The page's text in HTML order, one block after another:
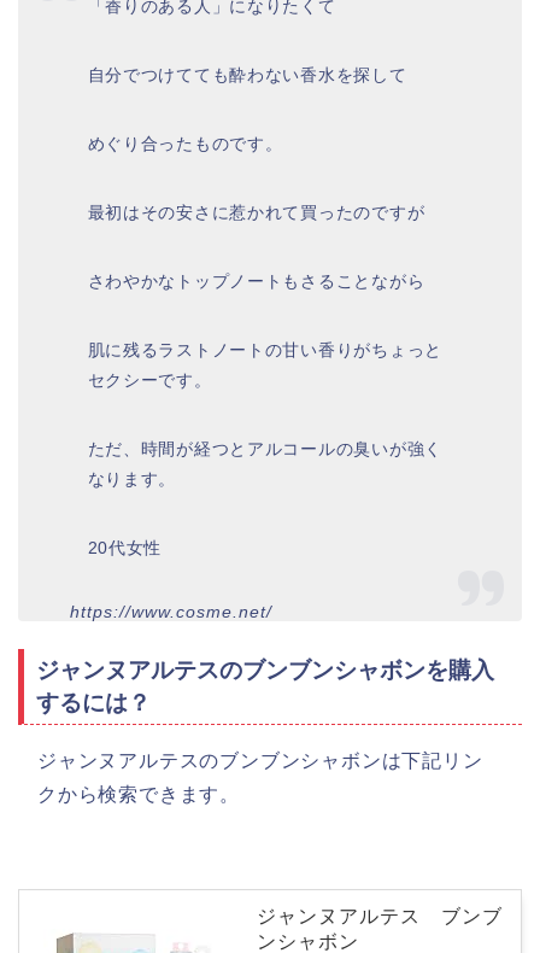
「香りのある人」になりたくて
自分でつけてても酔わない香水を探して
めぐり合ったものです。
最初はその安さに惹かれて買ったのですが
さわやかなトップノートもさることながら
肌に残るラストノートの甘い香りがちょっと
セクシーです。
ただ、時間が経つとアルコールの臭いが強く
なります。
20代女性
https://www.cosme.net/
ジャンヌアルテスのブンブンシャボンを購入
するには？
ジャンヌアルテスのブンブンシャボンは下記リン
クから検索できます。
ジャンヌアルテス ブンブ
ンシャボン